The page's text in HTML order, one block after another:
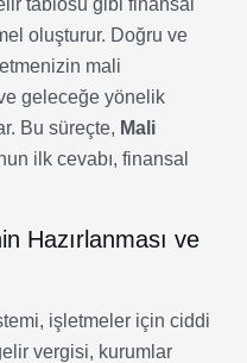
tablosu gibi finansal
oluşturur. Doğru ve
mali
geleceğe yönelik
Bu süreçte, Mali
ilk cevabı, finansal
Hazırlanması ve
işletmeler için ciddi
vergisi, kurumlar